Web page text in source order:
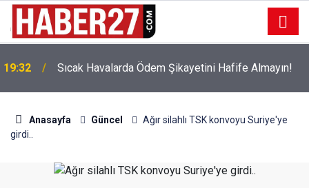
19:32 Sıcak Havalarda Ödem Şikayetini Hafife Almayın!
Anasayfa Güncel
Ağır silahlı TSK konvoyu Suriye'ye
girdi..